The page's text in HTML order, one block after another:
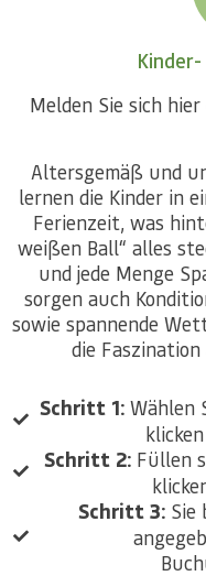
Melden Sie sich
Altersgemäß und
lernen die Kinder in
Ferienzeit, was
weißen Ball“ alles
und jede Menge
sorgen auch
sowie spannende
die
Schritt 1: Wählen
Schritt 2: Füllen
Schritt 3: Sie